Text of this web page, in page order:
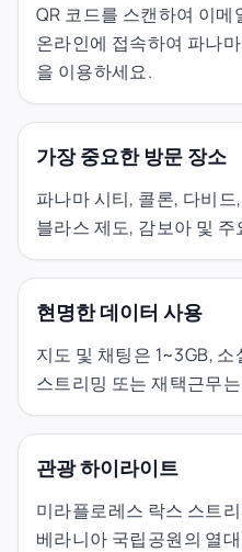
QR 코드를 스캔하여 이
온라인에 접속하여 파나
을 이용하세요.
가장 중요한 방문 장소
파나마 시티, 콜론, 다비
블라스 제도, 감보아 및
현명한 데이터 사용
지도 및 채팅은 1~3GB,
스트리밍 또는 재택근무
관광 하이라이트
미라플로레스 락스 스트
베라니아 국립공원의 열